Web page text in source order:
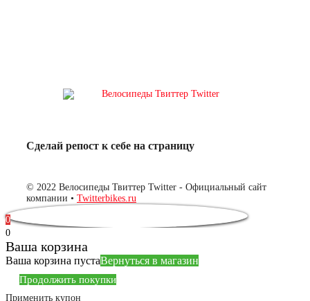
Сделай репост к себе на страницу
© 2022 Велосипеды Твиттер Twitter - Официальный сайт
компании • Twitterbikes.ru
0
0
Ваша корзина
Ваша корзина пустаВернуться в магазин
Продолжить покупки
Применить купон